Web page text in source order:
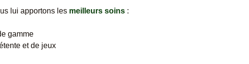
lui apportons les meilleurs soins :
gamme
et de jeux